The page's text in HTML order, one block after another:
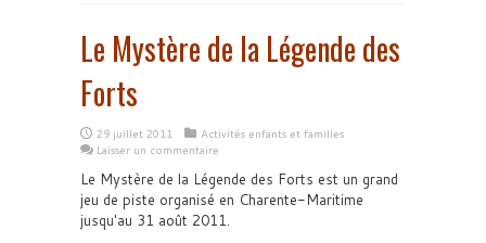
Le Mystère de la Légende des
Forts
29 juillet 2011
Activités enfants et familles
Laisser un commentaire
Le Mystère de la Légende des Forts est un grand
jeu de piste organisé en Charente-Maritime
jusqu'au 31 août 2011.